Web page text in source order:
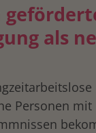
als
Personen mit